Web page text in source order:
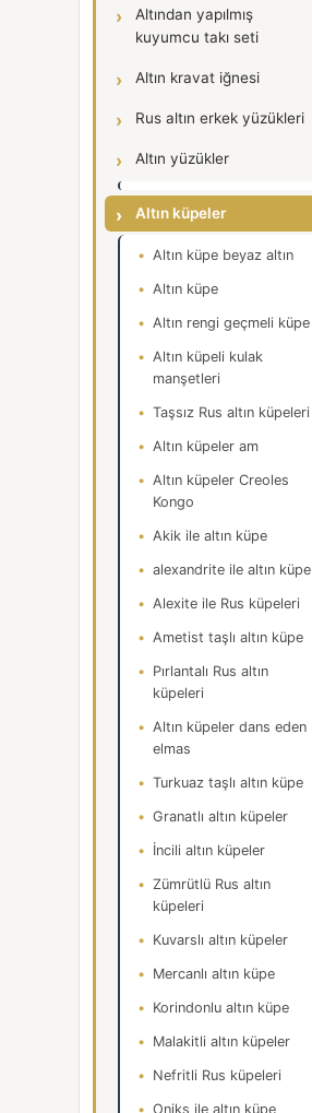
Altından yapılmış
kuyumcu takı seti
Altın kravat iğnesi
Rus altın erkek yüzükleri
Altın yüzükler
Altın küpeler
Altın küpe beyaz altın
Altın küpe
Altın rengi geçmeli küpe
Altın küpeli kulak
manşetleri
Taşsız Rus altın küpeleri
Altın küpeler am
Altın küpeler Creoles
Kongo
Akik ile altın küpe
alexandrite ile altın küpe
Alexite ile Rus küpeleri
Ametist taşlı altın küpe
Pırlantalı Rus altın
küpeleri
Altın küpeler dans eden
elmas
Turkuaz taşlı altın küpe
Granatlı altın küpeler
İncili altın küpeler
Zümrütlü Rus altın
küpeleri
Kuvarslı altın küpeler
Mercanlı altın küpe
Korindonlu altın küpe
Malakitli altın küpeler
Nefritli Rus küpeleri
Oniks ile altın küpe